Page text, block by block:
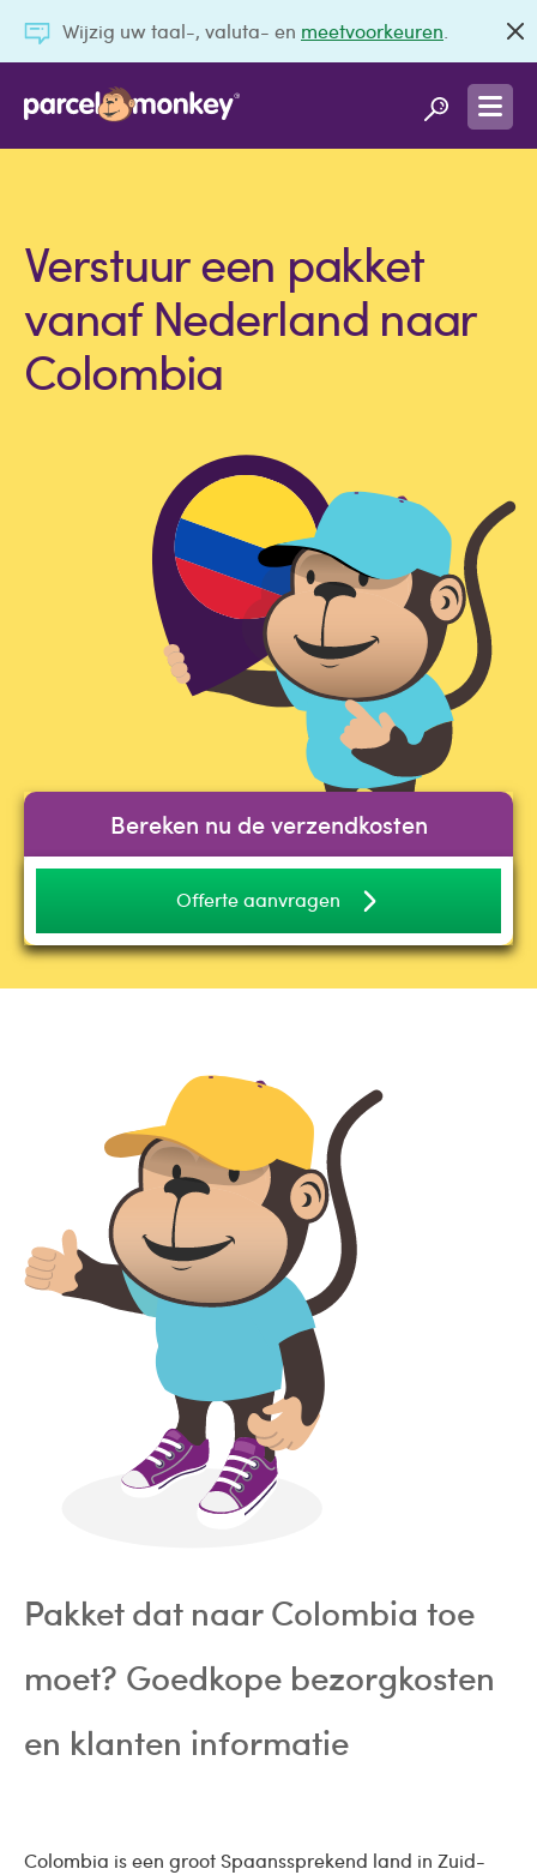
Wijzig uw taal-, valuta- en meetvoorkeuren
Verstuur een pakket
vanaf Nederland naar
Colombia
Bereken nu de verzendkosten
Offerte aanvragen
Pakket dat naar Colombia toe
moet? Goedkope bezorgkosten
en klanten informatie
Colombia is een groot Spaanssprekend land in Zuid-